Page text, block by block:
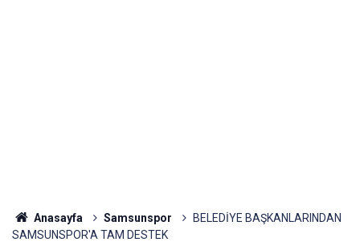
Anasayfa Samsunspor
BELEDİYE BAŞKANLARINDAN
SAMSUNSPOR'A TAM DESTEK